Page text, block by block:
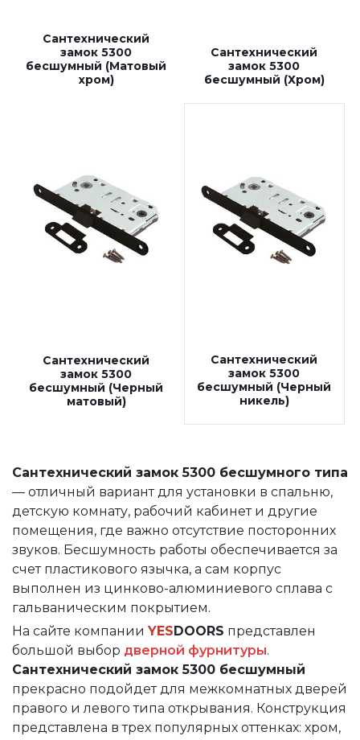
Сантехнический
замок 5300
бесшумный (Матовый
хром)
Сантехнический
замок 5300
бесшумный (Хром)
Сантехнический
замок 5300
бесшумный (Черный
матовый)
Сантехнический
замок 5300
бесшумный (Черный
никель)
Сантехнический замок 5300 бесшумного типа
— отличный вариант для установки в спальню,
детскую комнату, рабочий кабинет и другие
помещения, где важно отсутствие посторонних
звуков. Бесшумность работы обеспечивается за
счет пластикового язычка, а сам корпус
выполнен из цинково-алюминиевого сплава с
гальваническим покрытием.
На сайте компании YESDOORS представлен
большой выбор дверной фурнитуры.
Сантехнический замок 5300 бесшумный
прекрасно подойдет для межкомнатных дверей
правого и левого типа открывания. Конструкция
представлена в трех популярных оттенках: хром,